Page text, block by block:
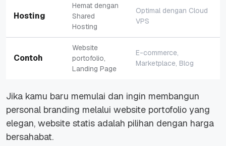
Hosting
Hemat dengan
Shared
Hosting
Optimal dengan Cloud
VPS
Contoh
Website
portofolio,
Landing Page
E-commerce,
Marketplace, Blog
Jika kamu baru memulai dan ingin membangun
personal branding melalui website portofolio yang
elegan, website statis adalah pilihan dengan harga
bersahabat.